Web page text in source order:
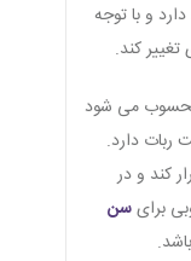
دارد و با توجه
کند.
می شود
ربات دارد.
کند و در
برایسن